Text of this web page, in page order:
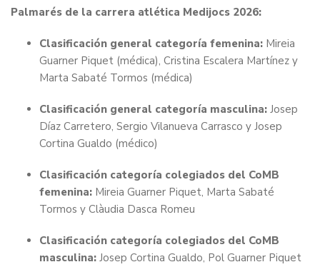
Palmarés de la carrera atlética Medijocs 2026:
Clasificación general categoría femenina: Mireia
Guarner Piquet (médica), Cristina Escalera Martínez y
Marta Sabaté Tormos (médica)
Clasificación general categoría masculina: Josep
Díaz Carretero, Sergio Vilanueva Carrasco y Josep
Cortina Gualdo (médico)
Clasificación categoría colegiados del CoMB
femenina: Mireia Guarner Piquet, Marta Sabaté
Tormos y Clàudia Dasca Romeu
Clasificación categoría colegiados del CoMB
masculina: Josep Cortina Gualdo, Pol Guarner Piquet